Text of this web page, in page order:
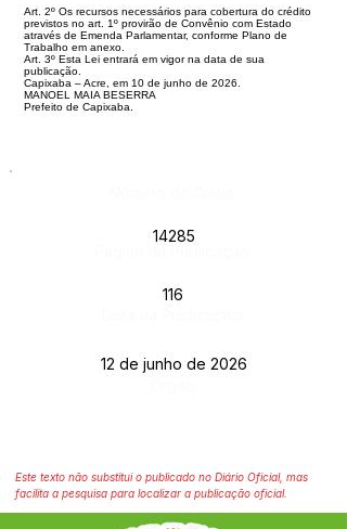
Art. 2º Os recursos necessários para cobertura do crédito
previstos no art. 1º provirão de Convênio com Estado
através de Emenda Parlamentar, conforme Plano de
Trabalho em anexo.
Art. 3º Esta Lei entrará em vigor na data de sua
publicação.
Capixaba – Acre, em 10 de junho de 2026.
MANOEL MAIA BESERRA
Prefeito de Capixaba.
14285
116
12 de junho de 2026
Este texto não substitui o publicado no Diário Oficial, mas
facilita a pesquisa para localizar a publicação oficial.